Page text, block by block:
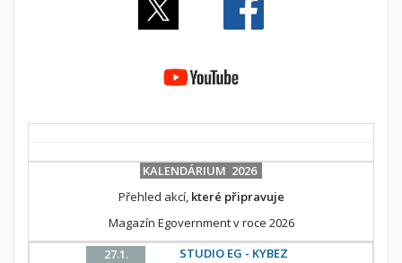
KALENDÁRIUM 2026
Přehled akcí, které připravuje
Magazín Egovernment v roce 2026
27.1.
STUDIO EG - KYBEZ